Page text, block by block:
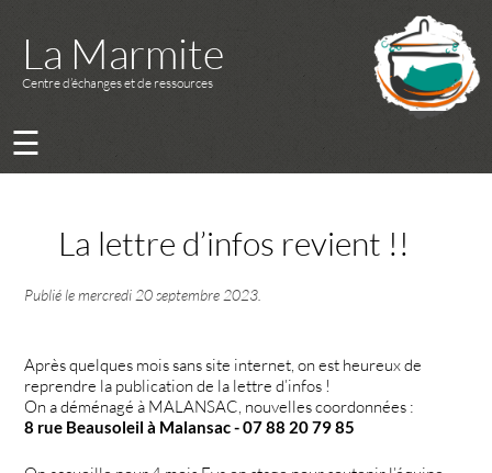
La Marmite
Centre d’échanges et de ressources
☰
La lettre d’infos revient !!
Publié lemercredi 20 septembre 2023
Après quelques mois sans site internet, on est heureux de
reprendre la publication de la lettre d’infos !
On a déménagé à MALANSAC, nouvelles coordonnées :
8 rue Beausoleil à Malansac - 07 88 20 79 85